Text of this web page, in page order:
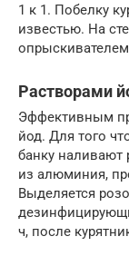
1 к 1. Побелку
известью. На
Растворами
Эффективным
йод. Для того
банку наливают
из алюминия,
Выделяется
ч, после